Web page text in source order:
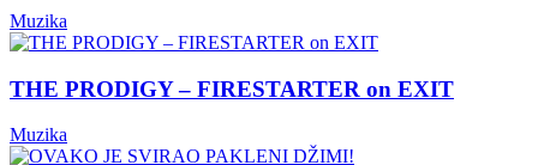
Muzika
THE PRODIGY – FIRESTARTER on EXIT
Muzika